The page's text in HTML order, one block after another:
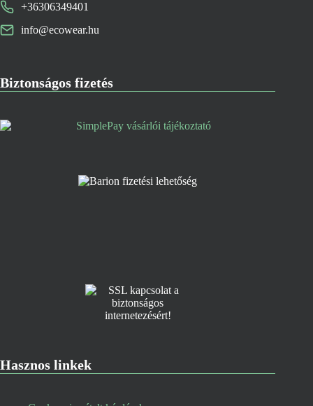
+36306349401
info@ecowear.hu
Biztonságos fizetés
Hasznos linkek